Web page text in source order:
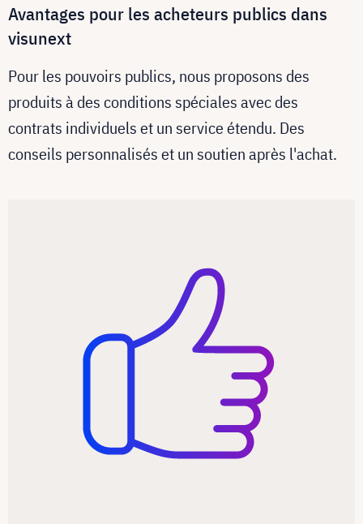
Avantages pour les acheteurs publics dans
visunext
Pour les pouvoirs publics, nous proposons des
produits à des conditions spéciales avec des
contrats individuels et un service étendu. Des
conseils personnalisés et un soutien après l'achat.